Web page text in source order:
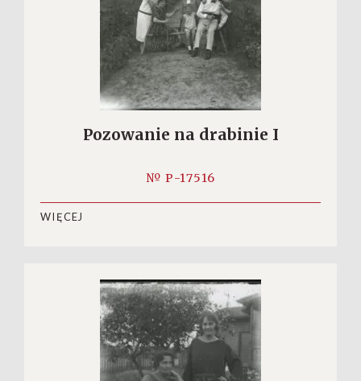
Pozowanie na drabinie I
№ P-17516
WIĘCEJ